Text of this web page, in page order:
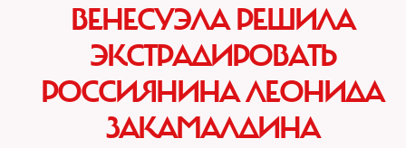
ВЕНЕСУЭЛА РЕШИЛА
ЭКСТРАДИРОВАТЬ
РОССИЯНИНА ЛЕОНИДА
ЗАКАМАЛДИНА